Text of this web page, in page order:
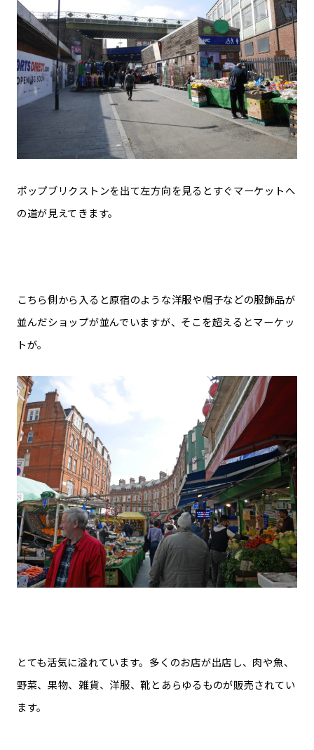
ポップブリクストンを出て左方向を見るとすぐマーケットへ
の道が見えてきます。
こちら側から入ると原宿のような洋服や帽子などの服飾品が
並んだショップが並んでいますが、そこを超えるとマーケッ
トが。
とても活気に溢れています。多くのお店が出店し、肉や魚、
野菜、果物、雑貨、洋服、靴とあらゆるものが販売されてい
ます。